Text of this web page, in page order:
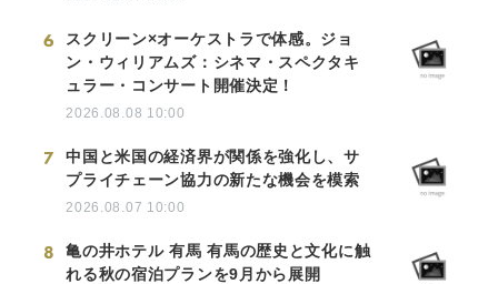
6
スクリーン×オーケストラで体感。ジョ
ン・ウィリアムズ：シネマ・スペクタキ
ュラー・コンサート開催決定！
2026.08.08 10:00
7
中国と米国の経済界が関係を強化し、サ
プライチェーン協力の新たな機会を模索
2026.08.07 10:00
8
亀の井ホテル 有馬 有馬の歴史と文化に触
れる秋の宿泊プランを9月から展開